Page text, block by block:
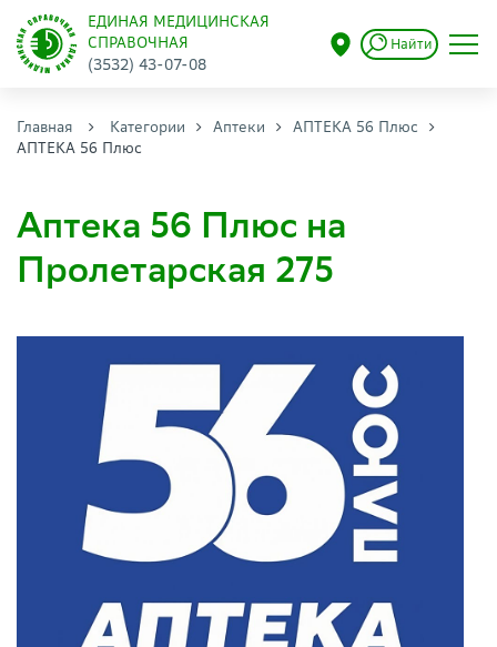
ЕДИНАЯ МЕДИЦИНСКАЯ
СПРАВОЧНАЯ
(3532) 43-07-08
Найти
Главная Категории Аптеки
АПТЕКА 56 Плюс
АПТЕКА 56 Плюс
Аптека 56 Плюс на
Пролетарская 275